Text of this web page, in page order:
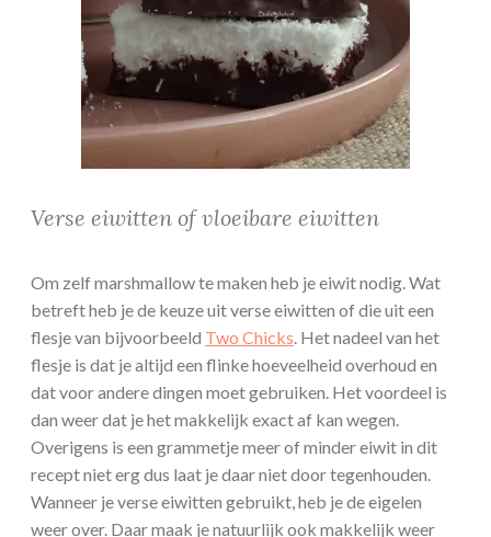
Verse eiwitten of vloeibare eiwitten
Om zelf marshmallow te maken heb je eiwit nodig. Wat
betreft heb je de keuze uit verse eiwitten of die uit een
flesje van bijvoorbeeld Two Chicks . Het nadeel van het
flesje is dat je altijd een flinke hoeveelheid overhoud en
dat voor andere dingen moet gebruiken. Het voordeel is
dan weer dat je het makkelijk exact af kan wegen.
Overigens is een grammetje meer of minder eiwit in dit
recept niet erg dus laat je daar niet door tegenhouden.
Wanneer je verse eiwitten gebruikt, heb je de eigelen
weer over. Daar maak je natuurlijk ook makkelijk weer